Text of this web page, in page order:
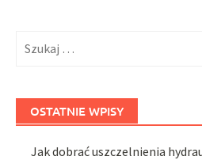
OSTATNIE WPISY
Jak dobrać uszczelnienia